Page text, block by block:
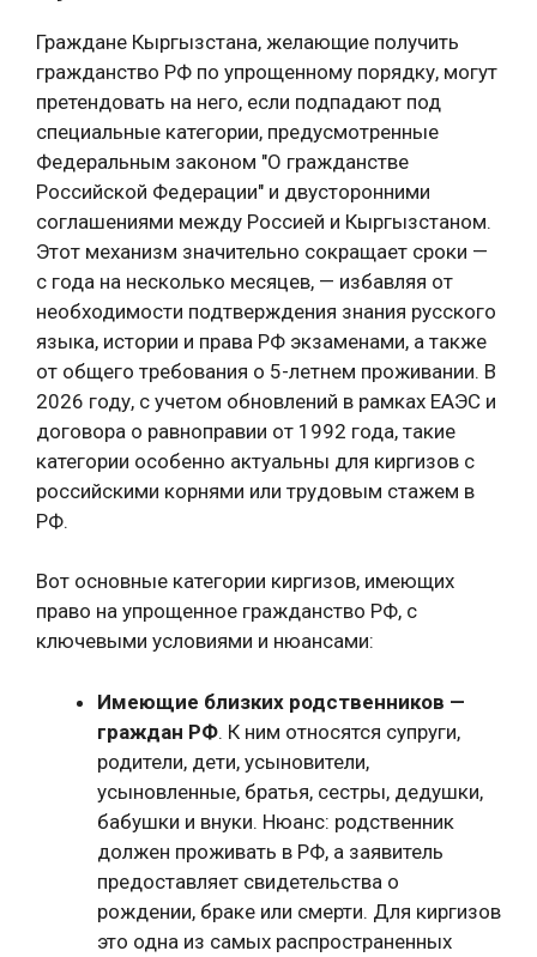
Граждане Кыргызстана, желающие получить
гражданство РФ по упрощенному порядку, могут
претендовать на него, если подпадают под
специальные категории, предусмотренные
Федеральным законом "О гражданстве
Российской Федерации" и двусторонними
соглашениями между Россией и Кыргызстаном.
Этот механизм значительно сокращает сроки —
с года на несколько месяцев, — избавляя от
необходимости подтверждения знания русского
языка, истории и права РФ экзаменами, а также
от общего требования о 5-летнем проживании. В
2026 году, с учетом обновлений в рамках ЕАЭС и
договора о равноправии от 1992 года, такие
категории особенно актуальны для киргизов с
российскими корнями или трудовым стажем в
РФ.
Вот основные категории киргизов, имеющих
право на упрощенное гражданство РФ, с
ключевыми условиями и нюансами:
Имеющие близких родственников —
граждан РФ. К ним относятся супруги,
родители, дети, усыновители,
усыновленные, братья, сестры, дедушки,
бабушки и внуки. Нюанс: родственник
должен проживать в РФ, а заявитель
предоставляет свидетельства о
рождении, браке или смерти. Для киргизов
это одна из самых распространенных